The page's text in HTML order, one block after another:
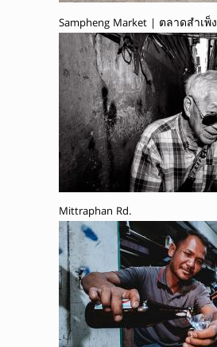
Sampheng Market | ตลาดสำเพ็ง
Mittraphan Rd.